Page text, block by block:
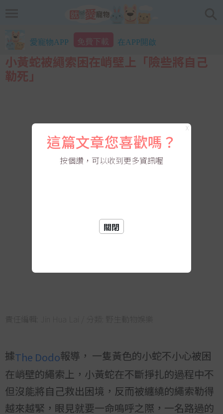
愛寵物APP 免費下載 在APP開啟
小黃蛇被繩索困在峭壁上「險些將自己
勒死」
責任編輯: / 分類: 野生動物娛樂
據The Dodo報導， 一隻黃色的小蛇不小心被困
在峭壁的繩索上，小黃蛇在不斷掙扎的過程中不
但沒能將自己救出困境，反而被纏繞的繩索勒得
越來越緊，眼見就要一命嗚呼之際，一名路過的
X
這篇文章您喜歡嗎？
按個讚，可以收到更多資訊喔
關閉